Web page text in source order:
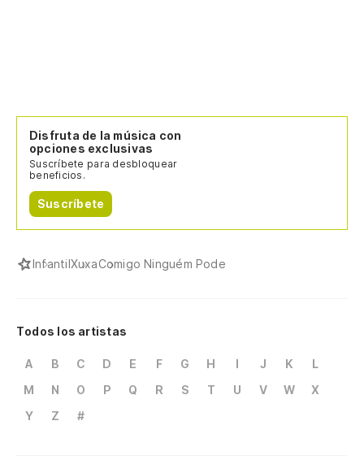
Disfruta de la música con
opciones exclusivas
Suscríbete para desbloquear
beneficios.
Suscríbete
Infantil XuxaComigo Ninguém Pode
Todos los artistas
A B C D E F G H J K
L
M
N O P Q R S T U V W
X
Y
Z #